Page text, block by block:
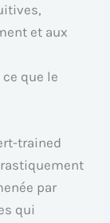
et aux
que le
trained
par
qui